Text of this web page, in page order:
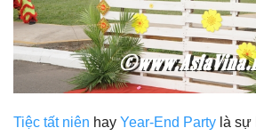
Tiệc tất niên hay Year-End Party là sự